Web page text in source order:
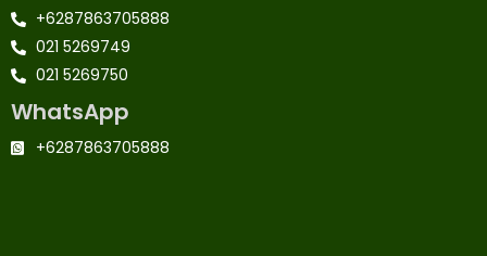
+6287863705888
021 5269749
021 5269750
WhatsApp
+6287863705888